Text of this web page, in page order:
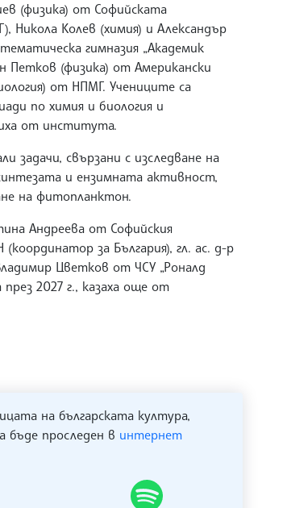
(физика) от Софийската
Никола Колев (химия) и Александър
гимназия „Академик
Петков (физика) от Американски
от НПМГ. Учениците са
по химия и биология и
от института.
задачи, свързани с изследване на
и ензимната активност,
на фитопланктон.
Андреева от Софийския
за България), гл. ас. д-р
Цветков от ЧСУ „Роналд
2027 г., казаха още от
на българската култура,
бъде проследен в интернет